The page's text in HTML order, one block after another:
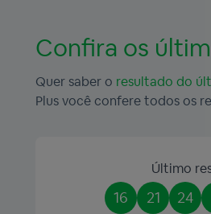
Confira os
Quer saber o resultado do
Plus você confere todos os
Último
16 21 24